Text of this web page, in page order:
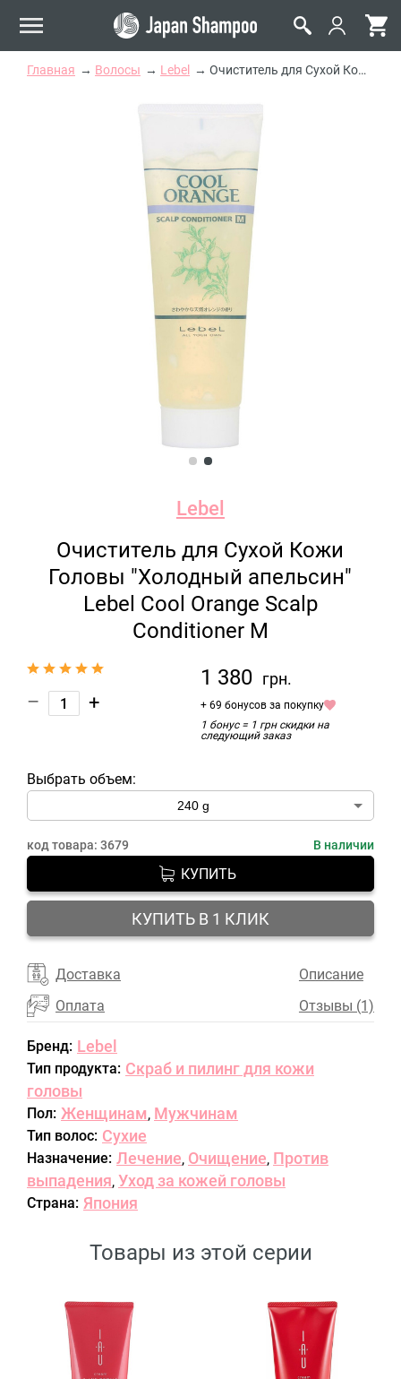
Главная Волосы Lebel Очиститель для Сухой Кожи Головы "Холодный апельсин" Lebel Cool Orange Scalp Conditioner M
Lebel
Очиститель для Сухой Кожи
Головы "Холодный апельсин"
Lebel Cool Orange Scalp
Conditioner M
– +
1 380 грн.
+ 69 бонусов за покупку
1 бонус = 1 грн скидки на
следующий заказ
Выбрать объем:
код товара: 3679 В наличии
КУПИТЬ
КУПИТЬ В 1 КЛИК
Доставка
Оплата
Описание
Отзывы (1)
Бренд: Lebel
Тип продукта: Скраб и пилинг для кожи
головы
Пол: Женщинам, Мужчинам
Тип волос: Сухие
Назначение: Лечение, Очищение, Против
выпадения, Уход за кожей головы
Страна: Япония
Товары из этой серии